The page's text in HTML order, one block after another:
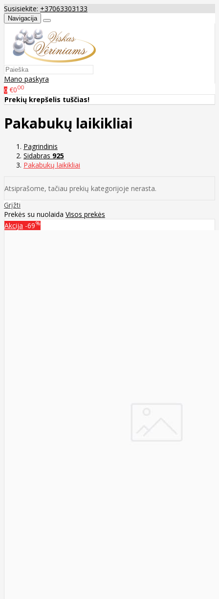
Susisiekite: +37063303133
Navigacija
Mano paskyra
0 €000
Prekių krepšelis tuščias!
Pakabukų laikikliai
Pagrindinis
Sidabras 925
Pakabukų laikikliai
Atsiprašome, tačiau prekių kategorijoje nerasta.
Grįžti
Prekės su nuolaida Visos prekės
Akcija -69%